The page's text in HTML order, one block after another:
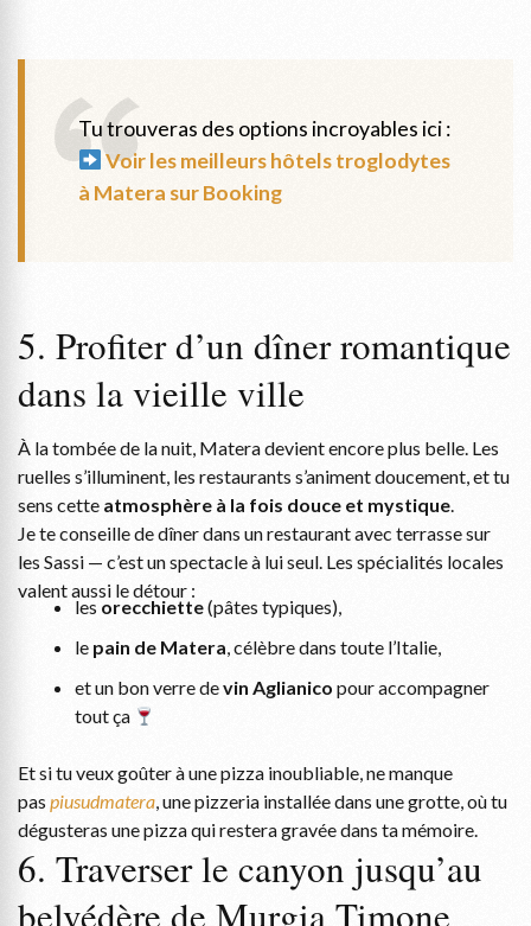
Tu trouveras des options incroyables ici :
Voir les meilleurs hôtels troglodytes
à Matera sur Booking
5. Profiter d’un dîner romantique
dans la vieille ville
À la tombée de la nuit, Matera devient encore plus belle. Les
ruelles s’illuminent, les restaurants s’animent doucement, et tu
sens cette atmosphère à la fois douce et mystique.
Je te conseille de dîner dans un restaurant avec terrasse sur
les Sassi — c’est un spectacle à lui seul. Les spécialités locales
valent aussi le détour :
les orecchiette(pâtes typiques),
le pain de Matera, célèbre dans toute l’Italie,
et un bon verre devin Aglianico pour accompagner
tout ça
Et si tu veux goûter à une pizza inoubliable, ne manque
pas piusudmatera, une pizzeria installée dans une grotte, où tu
dégusteras une pizza qui restera gravée dans ta mémoire.
6. Traverser le canyon jusqu’au
belvédère de Murgia Timone